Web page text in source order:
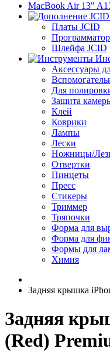
MacBook Air 13"
Платы JCID
Шлейфа JCID
Аксессуары
Для
Защита
Клей
Коврики
Лампы
Лески
Ножницы/
Отвертки
Пинцеты
Пресс
Стикеры
Триммер
Тряпочки
Форма для
Форма для
Формы для
Химия
Задняя крышка
Задняя
(Red)